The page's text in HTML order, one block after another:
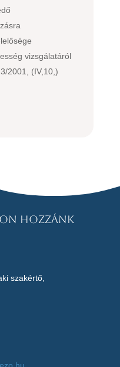
vizsgálatáról
2001, (IV,10,)
hozzánk
szakértő,